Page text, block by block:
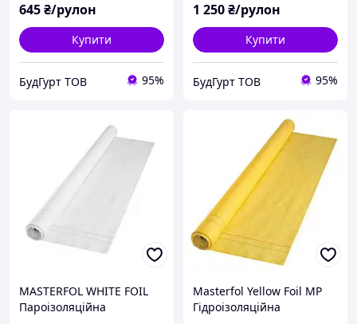
645₴/рулон
Купити
БудГурт ТОВ 95%
1 250₴/рулон
Купити
БудГурт ТОВ 95%
MASTERFOL WHITE FOIL
Пароізоляційна
Masterfol Yellow Foil MP
Гідроізоляційна